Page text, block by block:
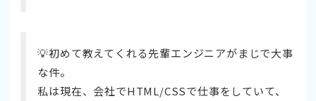
💡初めて教えてくれる先輩エンジニアがまじで大事
な件。
私は現在、会社でHTML/CSSで仕事をしていて、